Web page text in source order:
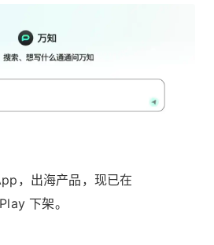
，出海产品，现已在
下架。